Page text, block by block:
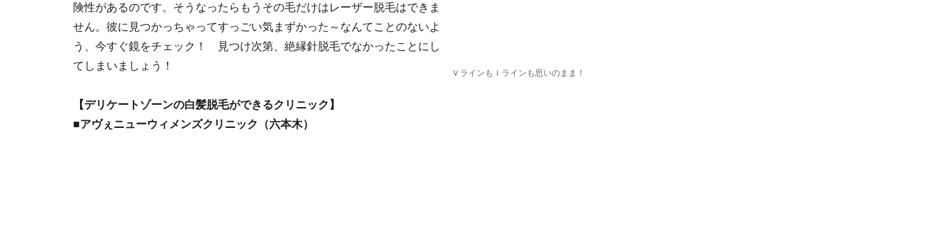
ＶラインもＩラインも思いのまま！
険性があるのです。そうなったらもうその毛だけはレーザー脱毛はできま
せん。彼に見つかっちゃってすっごい気まずかった～なんてことのないよ
う、今すぐ鏡をチェック！ 見つけ次第、絶縁針脱毛でなかったことにし
てしまいましょう！
【デリケートゾーンの白髪脱毛ができるクリニック】
■アヴぇニューウィメンズクリニック（六本木）